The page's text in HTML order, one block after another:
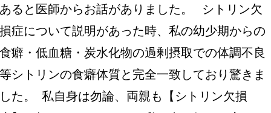
あると医師からお話がありました。 シトリン欠
損症について説明があった時、私の幼少期からの
食癖・低血糖・炭水化物の過剰摂取での体調不良
等シトリンの食癖体質と完全一致しており驚きま
した。 私自身は勿論、両親も【シトリン欠損